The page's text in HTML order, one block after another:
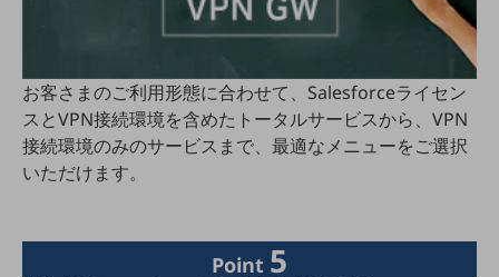
サステナビリティレポート
経営情報
経営情報TOP
業績
電子公告
お客さまのご利用形態に合わせて、Salesforceライセン
スとVPN接続環境を含めたトータルサービスから、VPN
接続環境のみのサービスまで、最適なメニューをご選択
いただけます。
Point 5